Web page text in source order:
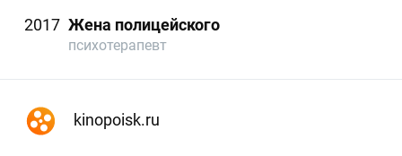
2017 Жена полицейского
психотерапевт
kinopoisk.ru